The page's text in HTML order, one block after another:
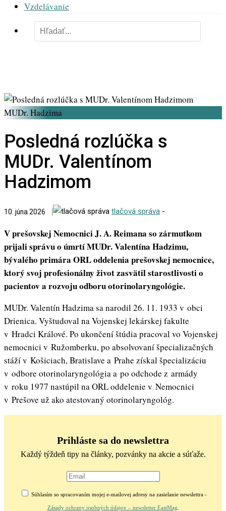
Vzdelávanie
MUDr. Hadzima
Posledná rozlúčka s
MUDr. Valentínom
Hadzimom
10. júna 2026 tlačová správa -
V prešovskej Nemocnici J. A. Reimana so zármutkom
prijali správu o úmrtí MUDr. Valentína Hadzimu,
bývalého primára ORL oddelenia prešovskej nemocnice,
ktorý svoj profesionálny život zasvätil starostlivosti o
pacientov a rozvoju odboru otorinolaryngológie.
MUDr. Valentín Hadzima sa narodil 26. 11. 1933 v obci
Drienica. Vyštudoval na Vojenskej lekárskej fakulte
v Hradci Králové. Po ukončení štúdia pracoval vo Vojenskej
nemocnici v Ružomberku, po absolvovaní špecializačných
stáží v Košiciach, Bratislave a Prahe získal špecializáciu
v odbore otorinolaryngológia a po odchode z armády
v roku 1977 nastúpil na ORL oddelenie v Nemocnici
v Prešove už ako atestovaný otorinolaryngológ.
Prihláste sa do newslettra
Každý týždeň tipy na články, pozvánky na akcie a súťaže.
Súhlasím so spracovaním mojej e-mailovej adresy na zasielanie newslettra -
Zásady ochrany osobných údajov – newsletter EastMag